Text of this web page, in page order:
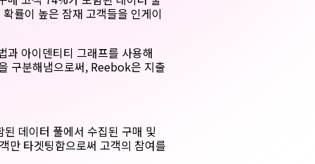
률이 높은 잠재 고객들을 인게이
과 아이덴티티 그래프를 사용해
구분해냄으로써, Reebok은 지출
데이터 풀에서 수집된 구매 및
만 타겟팅함으로써 고객의 참여를